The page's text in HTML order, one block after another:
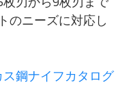
のニーズに対応し
ス鋼ナイフカタログ